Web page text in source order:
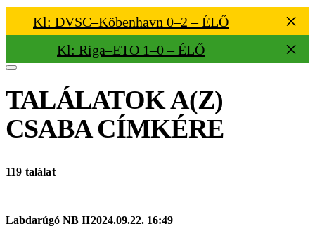
Kl: DVSC–Köbenhavn 0–2 – ÉLŐ
Kl: Riga–ETO 1–0 – ÉLŐ
TALÁLATOK A(Z)
CSABACÍMKÉRE
119 találat
Labdarúgó NB II2024.09.22. 16:49